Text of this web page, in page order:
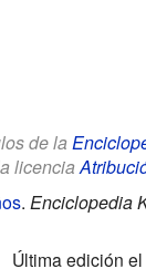
de la
licencia
. Enciclopedia
Última edición